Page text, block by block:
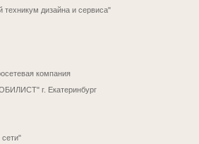
дизайна и сервиса"
компания
г. Екатеринбург